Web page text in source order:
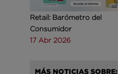
Retail: Barómetro del
Consumidor
17 Abr 2026
MÁS NOTICIAS SOBRE: